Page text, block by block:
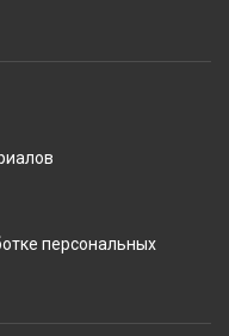
персональных